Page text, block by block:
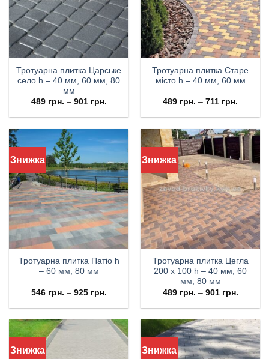
Тротуарна плитка Царське
село h – 40 мм, 60 мм, 80
мм
489 грн. – 901 грн.
Тротуарна плитка Старе
місто h – 40 мм, 60 мм
489 грн. – 711 грн.
Знижка
Тротуарна плитка Патіо h
– 60 мм, 80 мм
546 грн. – 925 грн.
Знижка
Тротуарна плитка Цегла
200 х 100 h – 40 мм, 60
мм, 80 мм
489 грн. – 901 грн.
Знижка Знижка